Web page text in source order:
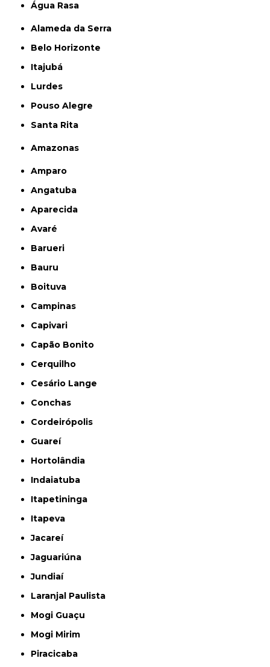
Água Rasa
Alameda da Serra
Belo Horizonte
Itajubá
Lurdes
Pouso Alegre
Santa Rita
Amazonas
Amparo
Angatuba
Aparecida
Avaré
Barueri
Bauru
Boituva
Campinas
Capivari
Capão Bonito
Cerquilho
Cesário Lange
Conchas
Cordeirópolis
Guareí
Hortolândia
Indaiatuba
Itapetininga
Itapeva
Jacareí
Jaguariúna
Jundiaí
Laranjal Paulista
Mogi Guaçu
Mogi Mirim
Piracicaba